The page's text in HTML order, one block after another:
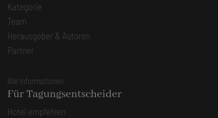
Kategorie
Team
Herausgeber & Autoren
Partner
Alle Informationen
Für Tagungsentscheider
Hotel empfehlen